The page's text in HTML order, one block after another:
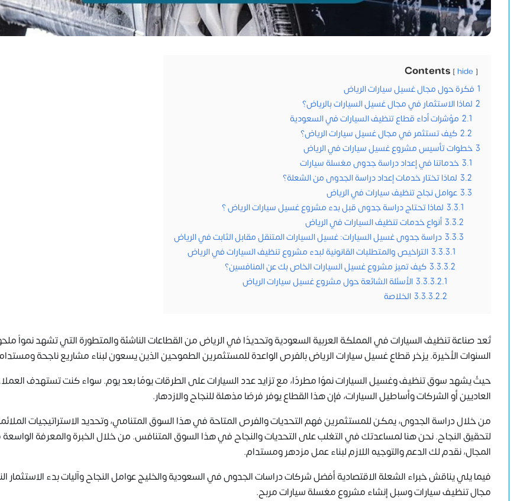
Contents hide
1 فكرة حول مجال غسيل سيارات الرياض
2 لماذا الاستثمار في مجال غسيل السيارات بالرياض؟
2.1 مؤشرات أداء قطاع تنظيف السيارات في السعودية
2.2 كيف تستثمر في مجال غسيل سيارات الرياض؟
3 خطوات تأسيس مشروع غسيل سيارات في الرياض
3.1 خدماتنا في إعداد دراسة جدوى مغسلة سيارات
3.2 لماذا تختار خدمات إعداد دراسة الجدوى من الشعلة؟
3.3 عوامل نجاح تنظيف سيارات في الرياض
3.3.1 لماذا تحتاج دراسة جدوى قبل بدء مشروع غسيل سيارات الرياض ؟
3.3.2 أنواع خدمات تنظيف السيارات في الرياض
3.3.3 دراسة جدوى غسيل السيارات: غسيل السيارات المتنقل مقابل الثابت في الرياض
3.3.3.1 التراخيص والمتطلبات القانونية لبدء مشروع تنظيف السيارات في الرياض
3.3.3.2 كيف تميز مشروع غسيل السيارات الخاص بك عن المنافسين؟
3.3.3.2.1 الأسئلة الشائعة حول مشروع غسيل سيارات الرياض
3.3.3.2.2 الخلاصة
تُعد صناعة تنظيف السيارات في المملكة العربية السعودية وتحديدًا في الرياض من القطاعات الناشئة والمتطورة التي تشهد نمواً
السنوات الأخيرة. يزخر قطاع غسيل سيارات الرياض بالفرص الواعدة للمستثمرين الطموحين الذين يسعون لبناء مشاريع ناجحة
حيثُ يشهد سوق تنظيف وغسيل السيارات نموًا مطردًا، مع تزايد عدد السيارات على الطرقات يومًا بعد يوم. سواء كنت تستهدف
العاديين أو الشركات وأساطيل السيارات، فإن هذا القطاع يوفر فرصًا مذهلة للنجاح والازدهار.
من خلال دراسة الجدوى، يمكن للمستثمرين فهم التحديات والفرص المتاحة في هذا السوق المتنامي، وتحديد الاستراتيجيات
لتحقيق النجاح. نحن هنا لمساعدتك في التغلب على التحديات والنجاح في هذا السوق المتنافس. من خلال الخبرة والمعرفة
المجال، نقدم لك الدعم والتوجيه اللازم لبناء عمل مزدهر ومستدام.
فيما يلي يناقش خبراءالشعلة الاقتصاديةأفضل شركات دراسات الجدوى في السعودية والخليج عوامل النجاح وآليات بدء الاستثمار
مجال تنظيف سيارات وسبل إنشاء مشروعمغسلة سياراتمربح.